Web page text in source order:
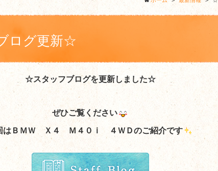
ログ更新☆
☆スタッフブログを更新しました☆
ぜひご覧ください
はＢＭＷ Ｘ４ Ｍ４０ｉ ４ＷＤのご紹介です